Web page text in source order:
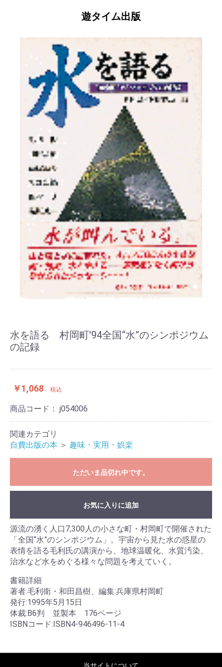
遊タイム出版
水を語る 村岡町'94全国“水”のシンポジウム
の記録
￥1,068 税込
商品コード： j054006
関連カテゴリ
自費出版の本 ＞ 趣味・実用・娯楽
ただいま品切れ中です。
お気に入りに追加
源流の湧く人口7,300人の小さな町・村岡町で開催された
「全国“水”のシンポジウム」。宇宙から見た水の惑星の
表情を語る毛利氏の講演から、地球温暖化、水質汚染、
治水など水をめぐる様々な問題を考えていく。
書籍詳細
著者:毛利衛・和田昌樹、編集:兵庫県村岡町
発行:1995年5月15日
体裁:B6判 並製本 176ページ
ISBNコード:ISBN4-946496-11-4